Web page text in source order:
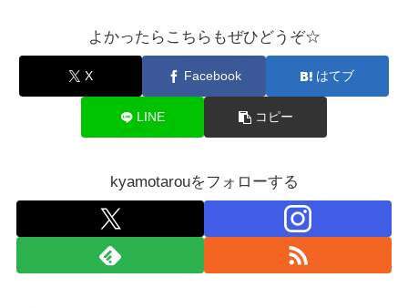
よかったらこちらもぜひどうぞ☆
X Facebook はてブ
LINE コピー
kyamotarouをフォローする